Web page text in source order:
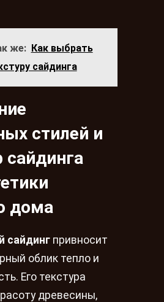
же:
Как выбрать
сайдинга
стилей и
сайдинга
дома
сайдинг привносит
облик тепло и
Его текстура
древесины,